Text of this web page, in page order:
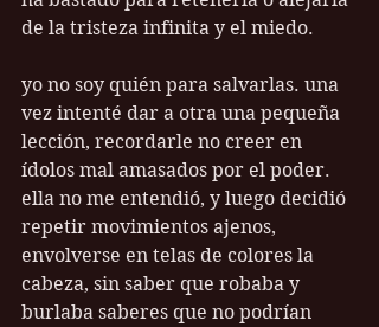
de la tristeza infinita y el miedo.
yo no soy quién para salvarlas. una
vez intenté dar a otra una pequeña
lección, recordarle no creer en
ídolos mal amasados por el poder.
ella no me entendió, y luego decidió
repetir movimientos ajenos,
envolverse en telas de colores la
cabeza, sin saber que robaba y
burlaba saberes que no podrían